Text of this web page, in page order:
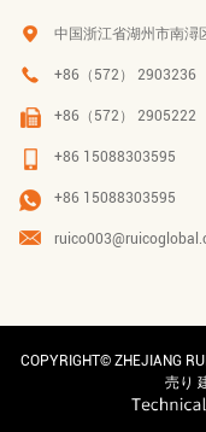
中国浙江省湖州市南潯
+86（572） 2903236
+86（572） 2905222
+86 15088303595
+86 15088303595
COPYRIGHT© ZHEJIANG
売り